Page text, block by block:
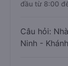
đầu từ 8:00
Câu hỏi:
Ninh -